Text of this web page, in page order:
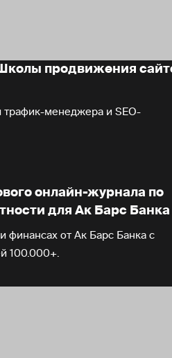
продвижения
трафик-менеджера и SEO-
онлайн-журнала по
для Ак Барс Банка
финансах от Ак Барс Банка с
100.000+.